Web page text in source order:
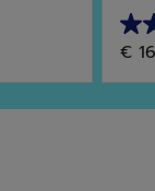
4.6
de
5
€